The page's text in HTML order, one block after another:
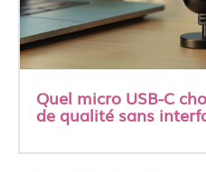
Quel micro USB-C
de qualité sans